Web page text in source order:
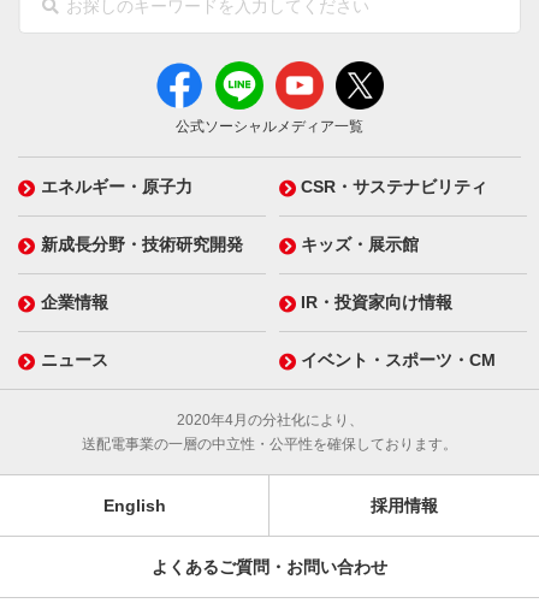
公式ソーシャルメディア一覧
エネルギー・原子力 CSR・サステナビリティ
新成長分野・技術研究開発 キッズ・展示館
企業情報 IR・投資家向け情報
ニュース イベント・スポーツ・CM
2020年4月の分社化により、
送配電事業の一層の中立性・公平性を確保しております。
English 採用情報
よくあるご質問・お問い合わせ